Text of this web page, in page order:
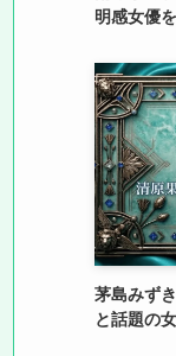
明感女優
茅島みず
と話題の